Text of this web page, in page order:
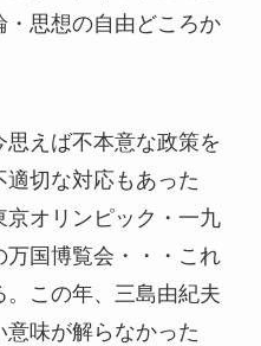
思想の自由どころか
えば不本意な政策を
切な対応もあった
オリンピック・一九
国博覧会・・・これ
。この年、三島由紀夫
意味が解らなかった